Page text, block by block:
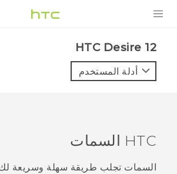
VIVE
VIVERSE
البرامج + التطبيقات
HTC Desire 12‎
أدلة المستخدم
HTC السمات
السمات تجلب طريقة سهلة وسريعة